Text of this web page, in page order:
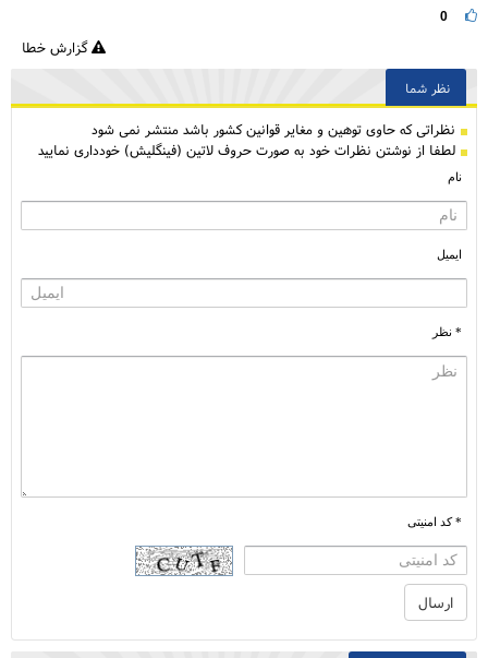
0
گزارش خطا
نظر شما
نظراتی كه حاوی توهین و مغایر قوانین کشور باشد منتشر نمی شود
لطفا از نوشتن نظرات خود به صورت حروف لاتین (فینگلیش) خودداری نمایید
نام
ایمیل
* نظر
* کد امنیتی